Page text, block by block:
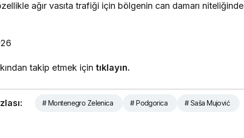
ağır vasıta trafiği için bölgenin can damarı niteliğinde
takip etmek içintıklayın.
# Montenegro Zelenica # Podgorica # Saša Mujović